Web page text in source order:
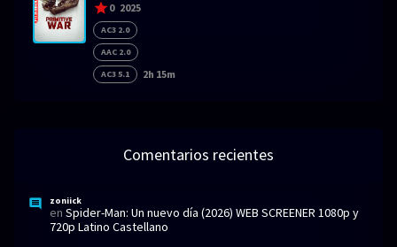
0 2025
AC3 2.0
AAC 2.0
AC3 5.1
2h 15m
Comentarios recientes
zoniick
en Spider-Man: Un nuevo día (2026) WEB SCREENER 1080p y
720p Latino Castellano